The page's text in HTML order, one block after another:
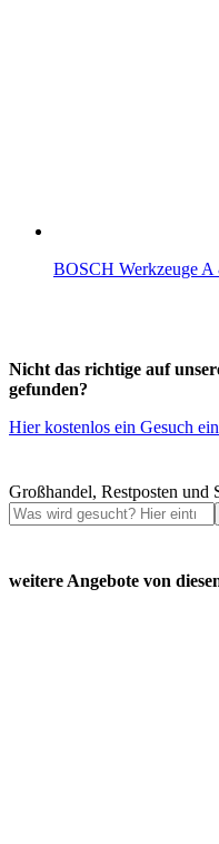
BOSCH Werkzeuge A
Nicht das richtige auf
gefunden?
Hier kostenlos ein Gesuch
Großhandel, Restposten und
weitere Angebote von